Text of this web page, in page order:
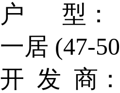
户 型：
一居 (47-
开 发 商：